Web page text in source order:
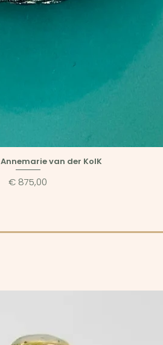
van der KolK
Prijs
€ 875,00